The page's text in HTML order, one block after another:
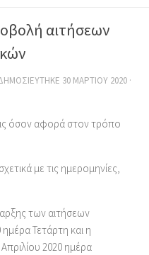
αιτήσεων
30 ΜΑΡΤΊΟΥ 2020 ·
όσον αφορά στον τρόπο
με τις ημερομηνίες,
των αιτήσεων
ημέρα Τετάρτη και η
2020 ημέρα